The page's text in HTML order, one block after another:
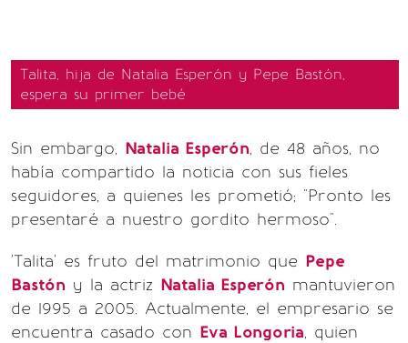
Talita, hija de Natalia Esperón y Pepe Bastón,
espera su primer bebé
Sin embargo, Natalia Esperón, de 48 años, no
había compartido la noticia con sus fieles
seguidores, a quienes les prometió; "Pronto les
presentaré a nuestro gordito hermoso".
'Talita' es fruto del matrimonio que Pepe
Bastón y la actriz Natalia Esperón mantuvieron
de 1995 a 2005. Actualmente, el empresario se
encuentra casado con Eva Longoria, quien